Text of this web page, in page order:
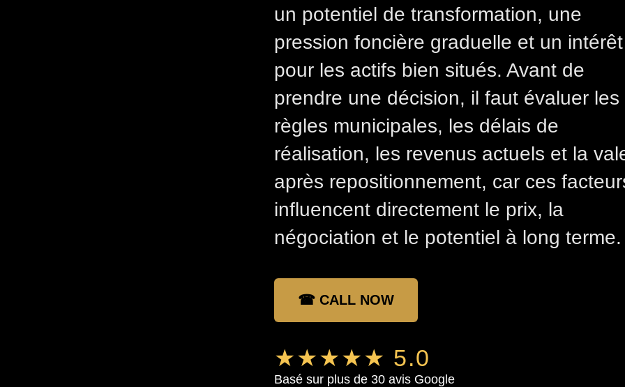
un potentiel de transformation, une
pression foncière graduelle et un intérêt
pour les actifs bien situés. Avant de
prendre une décision, il faut évaluer les
règles municipales, les délais de
réalisation, les revenus actuels et la
après repositionnement, car ces
influencent directement le prix, la
négociation et le potentiel à long terme.
☎ CALL NOW
★★★★★ 5.0
Basé sur plus de 30 avis Google